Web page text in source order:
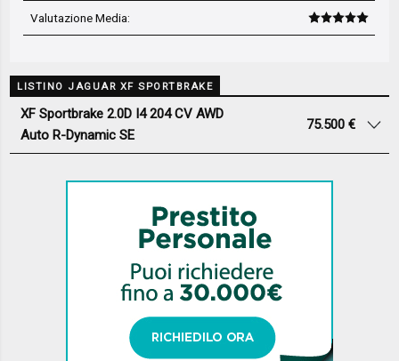
Valutazione Media:
LISTINO JAGUAR XF SPORTBRAKE
XF Sportbrake 2.0D I4 204 CV AWD
Auto R-Dynamic SE
75.500 €